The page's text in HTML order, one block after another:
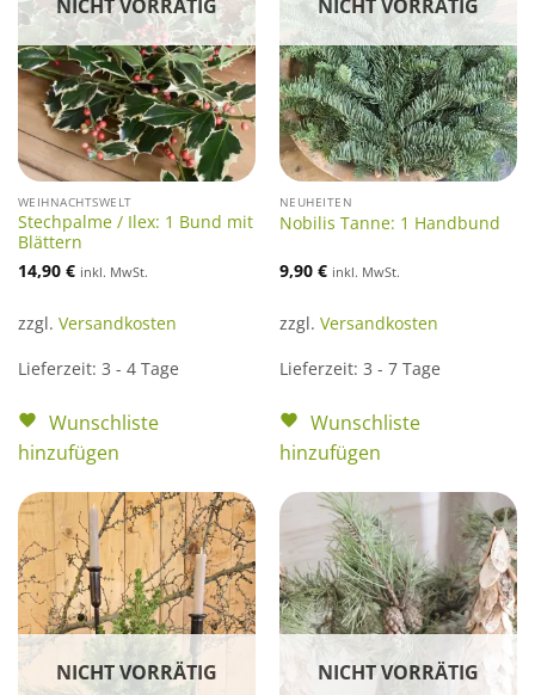
NICHT VORRÄTIG
WEIHNACHTSWELT
Stechpalme / Ilex: 1 Bund mit
Blättern
14,90 € inkl. MwSt.
zzgl. Versandkosten
Lieferzeit: 3 - 4 Tage
Wunschliste
hinzufügen
NICHT VORRÄTIG
NEUHEITEN
Nobilis Tanne: 1 Handbund
9,90 € inkl. MwSt.
zzgl. Versandkosten
Lieferzeit: 3 - 7 Tage
Wunschliste
hinzufügen
NICHT VORRÄTIG NICHT VORRÄTIG